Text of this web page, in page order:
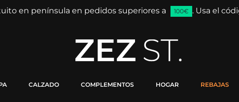
en península en pedidos superiores a 100€ . Usa el
CALZADO COMPLEMENTOS HOGAR REBAJAS